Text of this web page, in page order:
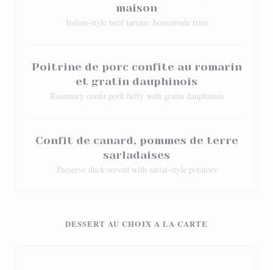
maison
Italian-style beef tartare, homemade fries
Poitrine de porc confite au romarin
et gratin dauphinois
Rosemary confit pork belly with gratin dauphinois
Confit de canard, pommes de terre
sarladaises
Preserve duck served with sarlat-style potatoes
DESSERT AU CHOIX A LA CARTE